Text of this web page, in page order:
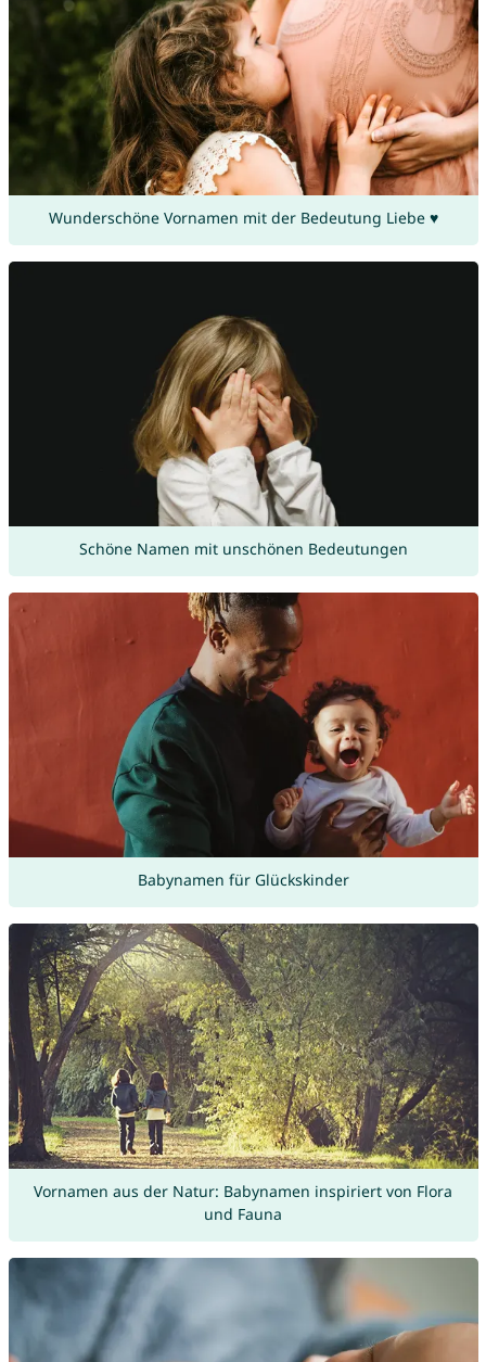
Wunderschöne Vornamen mit der Bedeutung Liebe ♥
Schöne Namen mit unschönen Bedeutungen
Babynamen für Glückskinder
Vornamen aus der Natur: Babynamen inspiriert von Flora
und Fauna